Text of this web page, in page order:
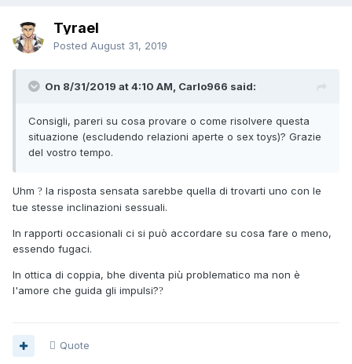
Tyrael
Posted August 31, 2019
On 8/31/2019 at 4:10 AM, Carlo966 said:
Consigli, pareri su cosa provare o come risolvere questa
situazione (escludendo relazioni aperte o sex toys)? Grazie
del vostro tempo.
Uhm ? la risposta sensata sarebbe quella di trovarti uno con le
tue stesse inclinazioni sessuali.
In rapporti occasionali ci si può accordare su cosa fare o meno,
essendo fugaci.
In ottica di coppia, bhe diventa più problematico ma non è
l'amore che guida gli impulsi??
Quote